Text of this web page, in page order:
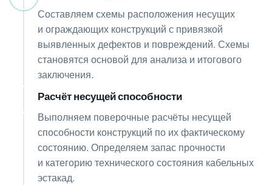
Составляем схемы расположения несущих
и ограждающих конструкций с привязкой
выявленных дефектов и повреждений. Схемы
становятся основой для анализа и итогового
заключения.
Расчёт несущей способности
Выполняем поверочные расчёты несущей
способности конструкций по их фактическому
состоянию. Определяем запас прочности
и категорию технического состояния кабельных
эстакад.